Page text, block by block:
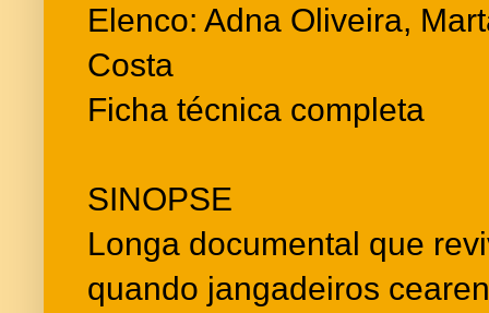
Elenco: Adna Oliveira,
Costa
Ficha técnica completa
SINOPSE
Longa documental que
quando jangadeiros